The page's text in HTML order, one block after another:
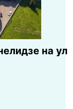
на ул